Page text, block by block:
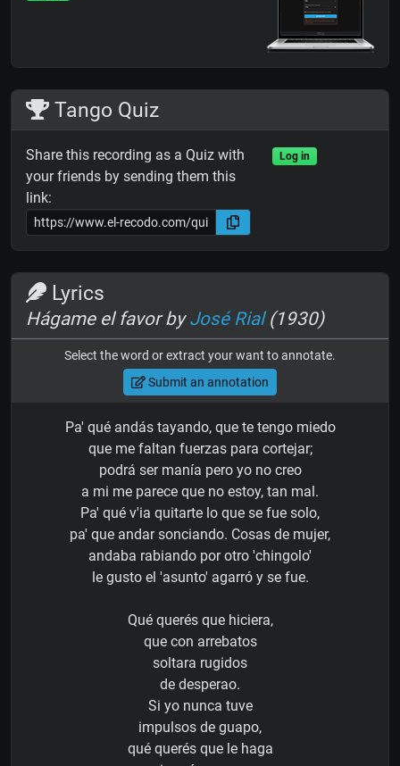
Tango Quiz
Share this recording as a Quiz with
your friends by sending them this
link:
Log in
Lyrics
Hágame el favor byJosé Rial(1930)
Select the word or extract your want to annotate.
Submit an annotation
Pa' qué andás tayando, que te tengo miedo
que me faltan fuerzas para cortejar;
podrá ser manía pero yo no creo
a mi me parece que no estoy, tan mal.
Pa' qué v'ia quitarte lo que se fue solo,
pa' que andar sonciando. Cosas de mujer,
andaba rabiando por otro 'chingolo'
le gusto el 'asunto' agarró y se fue.
Qué querés que hiciera,
que con arrebatos
soltara rugidos
de desperao.
Si yo nunca tuve
impulsos de guapo,
qué querés que le haga